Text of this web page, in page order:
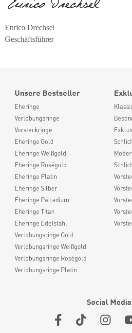
Enrico Drechsel
Geschäftsführer
Unsere Bestseller
Eheringe
Verlobungsringe
Vorsteckringe
Eheringe Gold
Eheringe Weißgold
Eheringe Roségold
Eheringe Platin
Eheringe Silber
Eheringe Palladium
Eheringe Titan
Eheringe Edelstahl
Verlobungsringe Gold
Verlobungsringe Weißgold
Verlobungsringe Roségold
Verlobungsringe Platin
Social Media